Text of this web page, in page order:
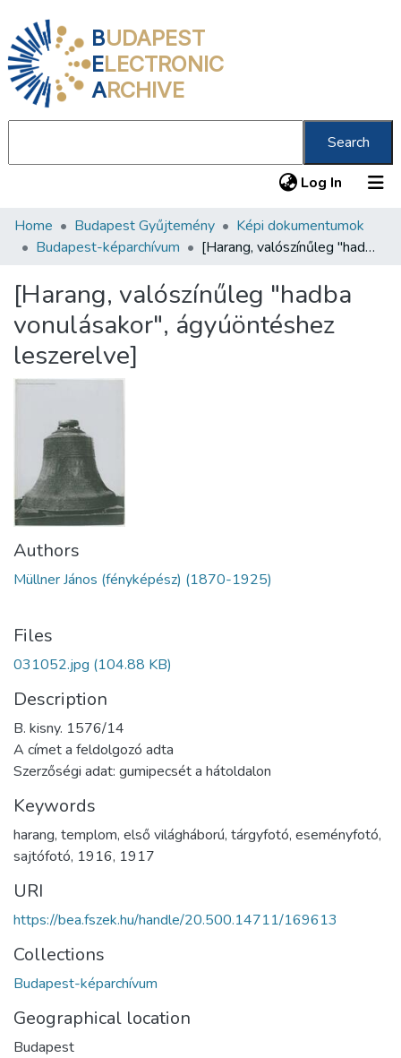
BUDAPEST
ELECTRONIC
ARCHIVE
Search
Log In (current)
Communities & Collections
Statistics
About us
Home Budapest Gyűjtemény
Képi dokumentumok
Budapest-képarchívum
[Harang, valószínűleg "hadba vonulásakor", ágyúöntéshez leszerelve]
[Harang, valószínűleg "hadba
vonulásakor", ágyúöntéshez
leszerelve]
Authors
Müllner János (fényképész) (1870-1925)
Files
031052.jpg (104.88 KB)
Description
B. kisny. 1576/14
A címet a feldolgozó adta
Szerzőségi adat: gumipecsét a hátoldalon
Keywords
harang, templom, első világháború, tárgyfotó, eseményfotó,
sajtófotó, 1916, 1917
URI
https://bea.fszek.hu/handle/20.500.14711/169613
Collections
Budapest-képarchívum
Geographical location
Budapest